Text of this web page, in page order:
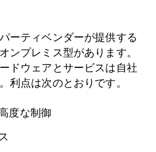
ーティベンダーが提供する
ンプレミス型があります。
ドウェアとサービスは自社
利点は次のとおりです。
度な制御